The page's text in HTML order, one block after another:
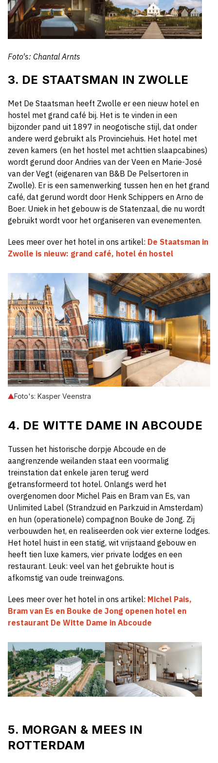
Foto's: Chantal Arnts
3. DE STAATSMAN IN ZWOLLE
Met De Staatsman heeft Zwolle er een nieuw hotel en
hostel met grand café bij. Het is te vinden in een
bijzonder pand uit 1897 in neogotische stijl, dat onder
andere werd gebruikt als Provinciehuis. Het hotel met
zeven kamers (en het hostel met achttien slaapcabines)
wordt gerund door Andries van der Veen en Marie-José
van der Vegt (eigenaren van B&B De Pelsertoren in
Zwolle). Er is een samenwerking tussen hen en het grand
café, dat gerund wordt door Henk Schippers en Arno de
Boer. Uniek in het gebouw is de Statenzaal, die nu wordt
gebruikt wordt voor het organiseren van evenementen.
Lees meer over het hotel in ons artikel: De Staatsman in
Zwolle is nieuw: grand café, hotel én hostel
Foto's: Kasper Veenstra
4. DE WITTE DAME IN ABCOUDE
Tussen het historische dorpje Abcoude en de
aangrenzende weilanden staat een voormalig
treinstation dat enkele jaren terug werd
getransformeerd tot hotel. Onlangs werd het
overgenomen door Michel Pais en Bram van Es, van
Unlimited Label (Strandzuid en Parkzuid in Amsterdam)
en hun (operationele) compagnon Bouke de Jong. Zij
verbouwden het, en realiseerden ook vier externe lodges.
Het hotel huist in een statig, wit vrijstaand gebouw en
heeft tien luxe kamers, vier private lodges en een
restaurant. Leuk: veel van het gebruikte hout is
afkomstig van oude treinwagons.
Lees meer over het hotel in ons artikel: Michel Pais,
Bram van Es en Bouke de Jong openen hotel en
restaurant De Witte Dame in Abcoude
5. MORGAN & MEES IN
ROTTERDAM